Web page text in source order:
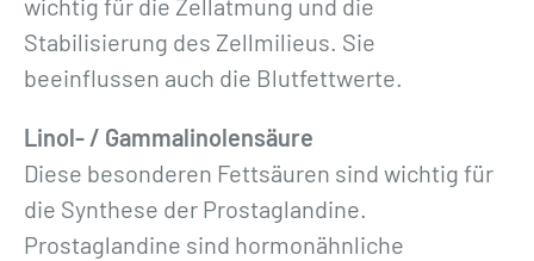
wichtig für die Zellatmung und die
Stabilisierung des Zellmilieus. Sie
beeinflussen auch die Blutfettwerte.
Linol- / Gammalinolensäure
Diese besonderen Fettsäuren sind wichtig für
die Synthese der Prostaglandine.
Prostaglandine sind hormonähnliche